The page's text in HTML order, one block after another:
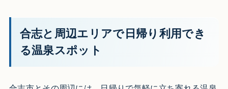
合志と周辺エリアで日帰り利用でき
る温泉スポット